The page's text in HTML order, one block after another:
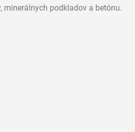
minerálnych podkladov a betónu.